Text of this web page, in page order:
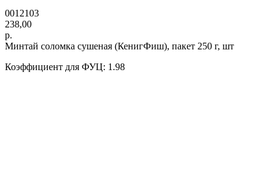
0012103
238,00
р.
Минтай соломка сушеная (КенигФиш), пакет 250 г, шт
Коэффициент для ФУЦ: 1.98